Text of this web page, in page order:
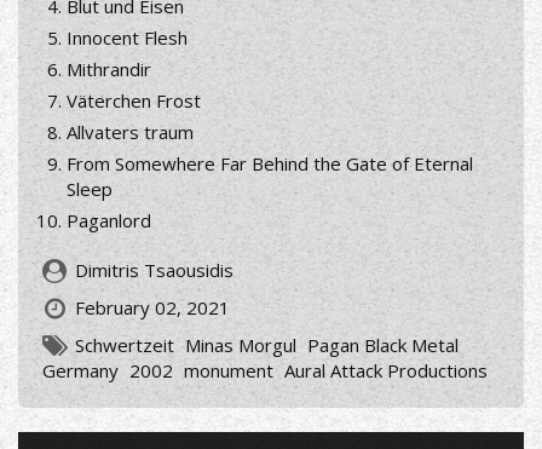
Blut und Eisen
Innocent Flesh
Mithrandir
Väterchen Frost
Allvaters traum
From Somewhere Far Behind the Gate of Eternal
Sleep
Paganlord
Dimitris Tsaousidis
February 02, 2021
Schwertzeit Minas Morgul Pagan Black Metal
Germany 2002 monument Aural Attack Productions